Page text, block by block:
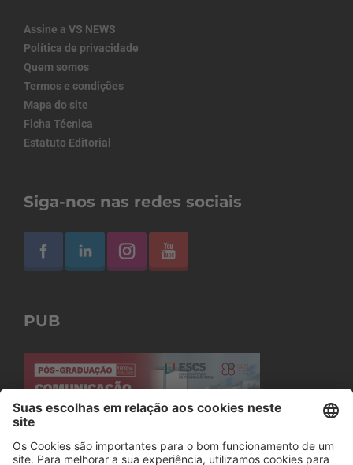
Assine a VS NEWS
Política de privacidade
Quem somos
Termos e condições
Mapa do site
Ficha Técnica
Estatuto Editorial
Siga-nos nas redes sociais
PUB